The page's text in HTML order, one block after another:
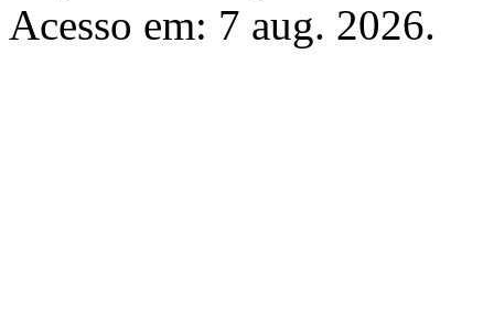
Acesso em: 7 aug. 2026.